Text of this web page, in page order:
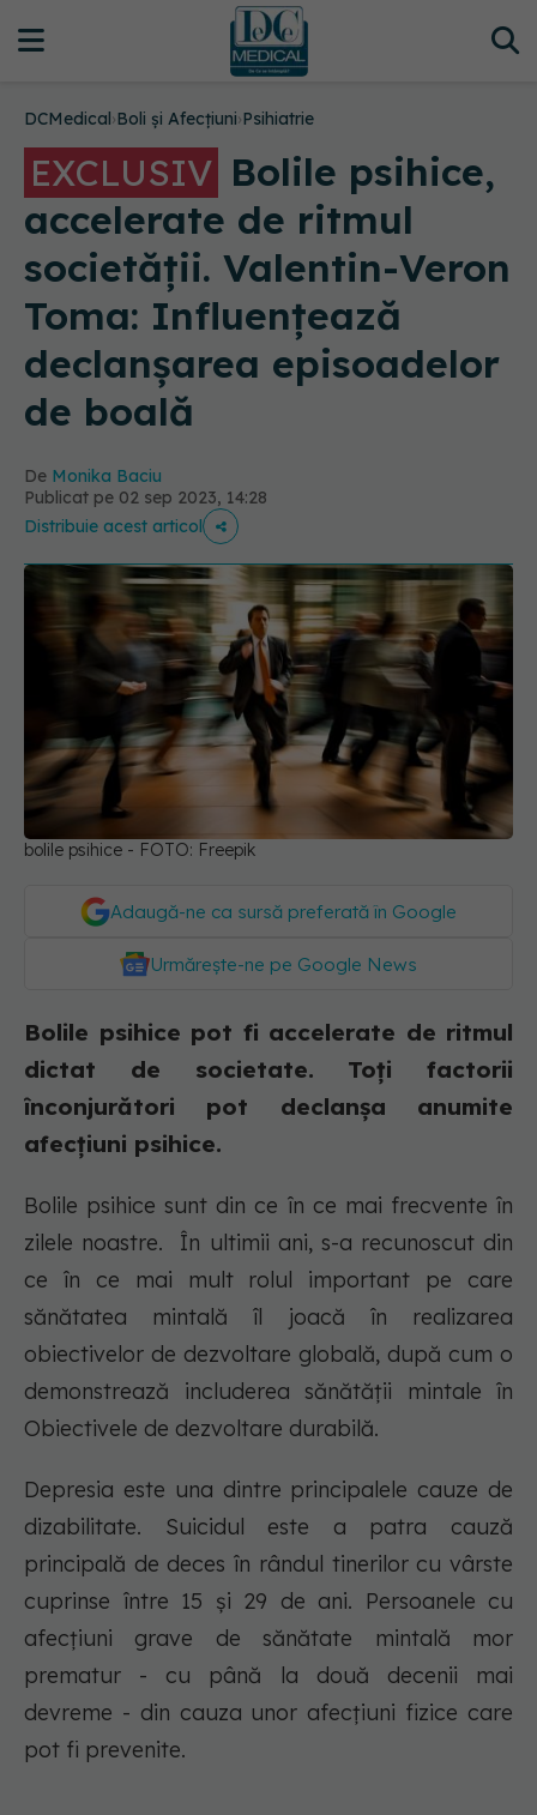
DCMedical›Boli și Afecțiuni›Psihiatrie
EXCLUSIV Bolile psihice,
accelerate de ritmul
societății. Valentin-Veron
Toma: Influențează
declanșarea episoadelor
de boală
De Monika Baciu
Publicat pe 02 sep 2023, 14:28
Distribuie acest articol
bolile psihice - FOTO: Freepik
Adaugă-ne ca sursă preferată în Google
Urmărește-ne pe Google News
Bolile psihice pot fi accelerate de ritmul
dictat de societate. Toți factorii
înconjurători pot declanșa anumite
afecțiuni psihice.
Bolile psihice sunt din ce în ce mai frecvente în
zilele noastre. În ultimii ani, s-a recunoscut din
ce în ce mai mult rolul important pe care
sănătatea mintală îl joacă în realizarea
obiectivelor de dezvoltare globală, după cum o
demonstrează includerea sănătății mintale în
Obiectivele de dezvoltare durabilă.
Depresia este una dintre principalele cauze de
dizabilitate. Suicidul este a patra cauză
principală de deces în rândul tinerilor cu vârste
cuprinse între 15 și 29 de ani. Persoanele cu
afecțiuni grave de sănătate mintală mor
prematur - cu până la două decenii mai
devreme - din cauza unor afecțiuni fizice care
pot fi prevenite.